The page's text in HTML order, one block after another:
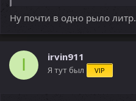
Ну почти в одно рыло литр.
I irvin911
Я тут был VIP